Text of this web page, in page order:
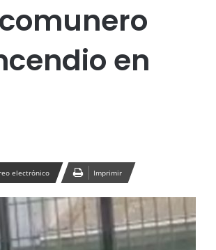
en
electrónico Imprimir